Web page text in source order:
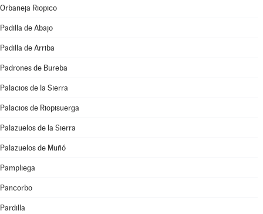
Orbaneja Riopico
Padilla de Abajo
Padilla de Arriba
Padrones de Bureba
Palacios de la Sierra
Palacios de Riopisuerga
Palazuelos de la Sierra
Palazuelos de Muñó
Pampliega
Pancorbo
Pardilla